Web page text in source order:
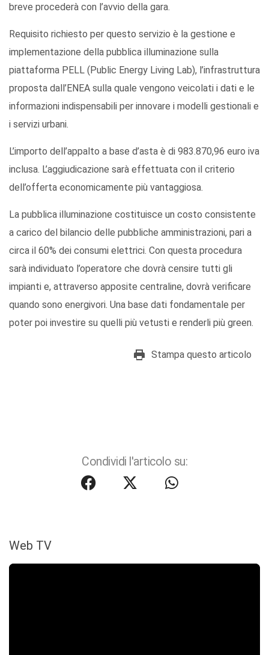
breve procederà con l’avvio della gara.
Requisito richiesto per questo servizio è la gestione e
implementazione della pubblica illuminazione sulla
piattaforma PELL (Public Energy Living Lab), l’infrastruttura
proposta dall’ENEA sulla quale vengono veicolati i dati e le
informazioni indispensabili per innovare i modelli gestionali e
i servizi urbani.
L’importo dell’appalto a base d’asta è di 983.870,96 euro iva
inclusa. L’aggiudicazione sarà effettuata con il criterio
dell’offerta economicamente più vantaggiosa.
La pubblica illuminazione costituisce un costo consistente
a carico del bilancio delle pubbliche amministrazioni, pari a
circa il 60% dei consumi elettrici. Con questa procedura
sarà individuato l’operatore che dovrà censire tutti gli
impianti e, attraverso apposite centraline, dovrà verificare
quando sono energivori. Una base dati fondamentale per
poter poi investire su quelli più vetusti e renderli più green.
Stampa questo articolo
Condividi l'articolo su:
Web TV